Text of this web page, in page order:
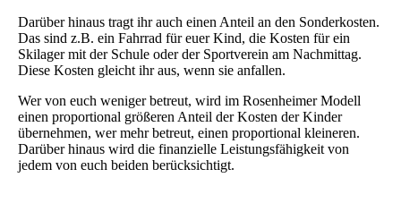
Darüber hinaus tragt ihr auch einen Anteil an den Sonderkosten.
Das sind z.B. ein Fahrrad für euer Kind, die Kosten für ein
Skilager mit der Schule oder der Sportverein am Nachmittag.
Diese Kosten gleicht ihr aus, wenn sie anfallen.
Wer von euch weniger betreut, wird im Rosenheimer Modell
einen proportional größeren Anteil der Kosten der Kinder
übernehmen, wer mehr betreut, einen proportional kleineren.
Darüber hinaus wird die finanzielle Leistungsfähigkeit von
jedem von euch beiden berücksichtigt.